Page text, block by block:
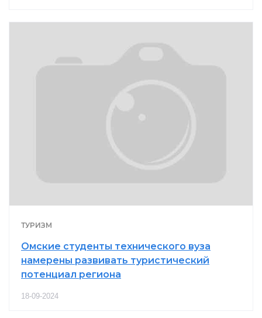
ТУРИЗМ
Омские студенты технического вуза
намерены развивать туристический
потенциал региона
18-09-2024